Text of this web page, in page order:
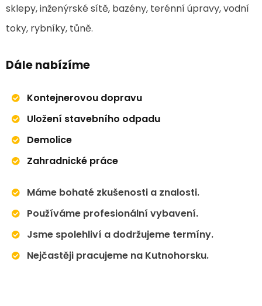
sklepy, inženýrské sítě, bazény, terénní úpravy, vodní
toky, rybníky, tůně.
Dále nabízíme
Kontejnerovou dopravu
Uložení stavebního odpadu
Demolice
Zahradnické práce
Máme bohaté zkušenosti a znalosti.
Používáme profesionální vybavení.
Jsme spolehliví a dodržujeme termíny.
Nejčastěji pracujeme na Kutnohorsku.